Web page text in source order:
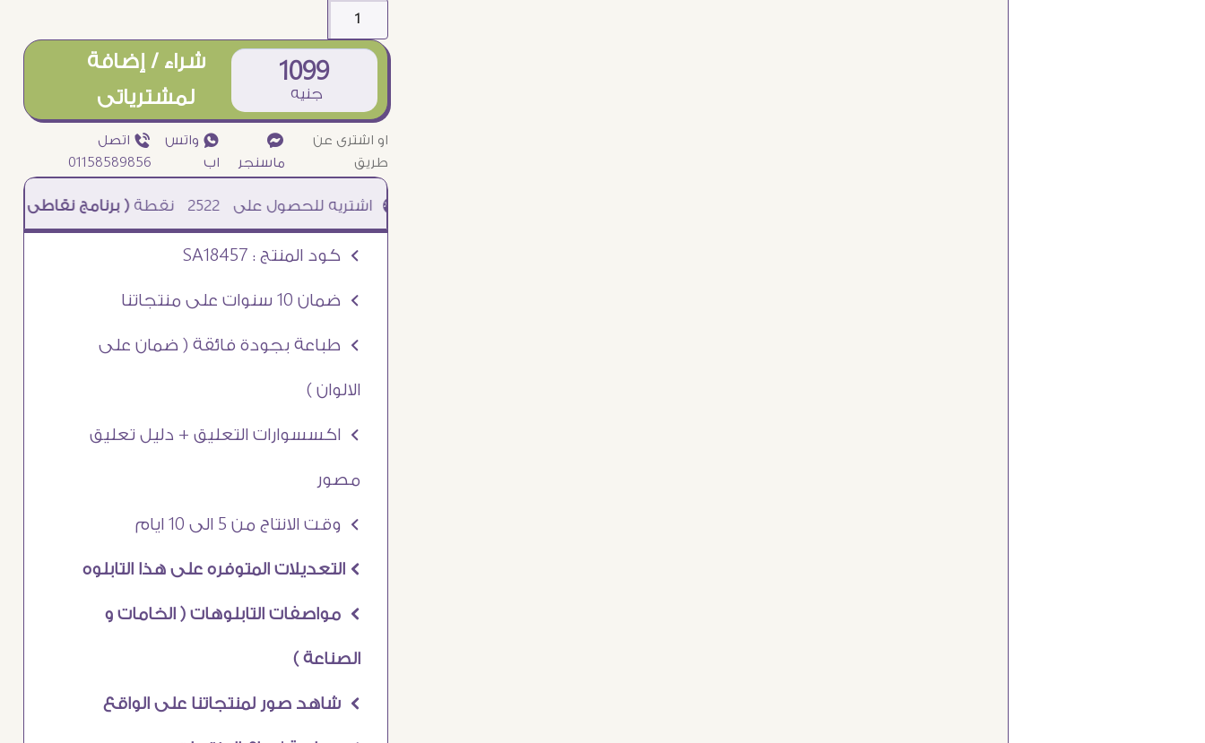
1099
جنيه
شراء / إضافة
لمشترياتى
او اشترى عن
طريق
¥
ماسنجر
₧ واتس
اب
ƒ اتصل
01158589856
2522 نقطة( برنامج نقاطى )à خصم 5% للعملاء الجدد à شحن مجانى عند الشراء ب 4000 جنيه à
Ö كود المنتج : SA18457
Ö ضمان 10 سنوات على منتجاتنا
Ö طباعة بجودة فائقة ( ضمان على
الالوان )
Ö اكسسوارات التعليق + دليل تعليق
مصور
Ö وقت الانتاج من 5 الى 10 ايام
Ö التعديلات المتوفره على هذا التابلوه
Ö مواصفات التابلوهات ( الخامات و
الصناعة )
Ö شاهد صور لمنتجاتنا على الواقع